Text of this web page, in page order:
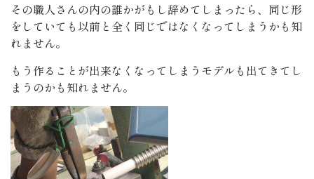
その職人さんの内の誰かがもし辞めてしまったら、同じ形
をしていても以前と全く同じではなくなってしまうかも知
れません。
もう作ることが出来なくなってしまうモデルも出てきてし
まうのかも知れません。